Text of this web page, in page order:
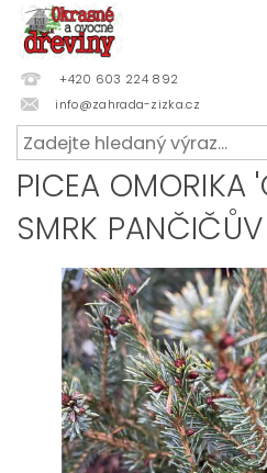
+420 603 224 892
info@zahrada-zizka.cz
PICEA OMORIKA
SMRK PANČIČŮV